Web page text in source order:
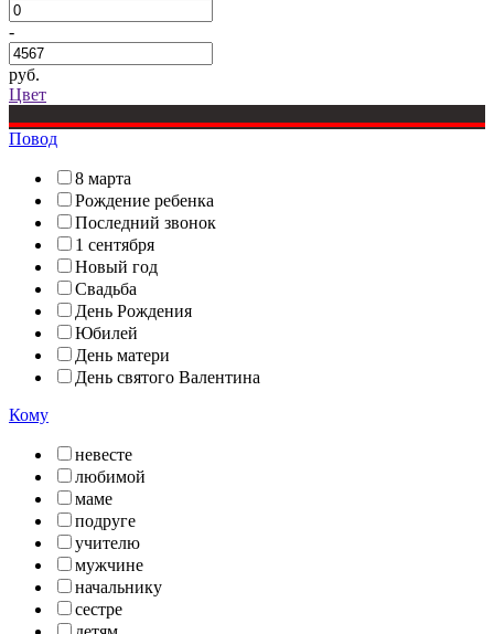
-
руб.
Цвет
Повод
8 марта
Рождение ребенка
Последний звонок
1 сентября
Новый год
Свадьба
День Рождения
Юбилей
День матери
День святого Валентина
Кому
невесте
любимой
маме
подруге
учителю
мужчине
начальнику
сестре